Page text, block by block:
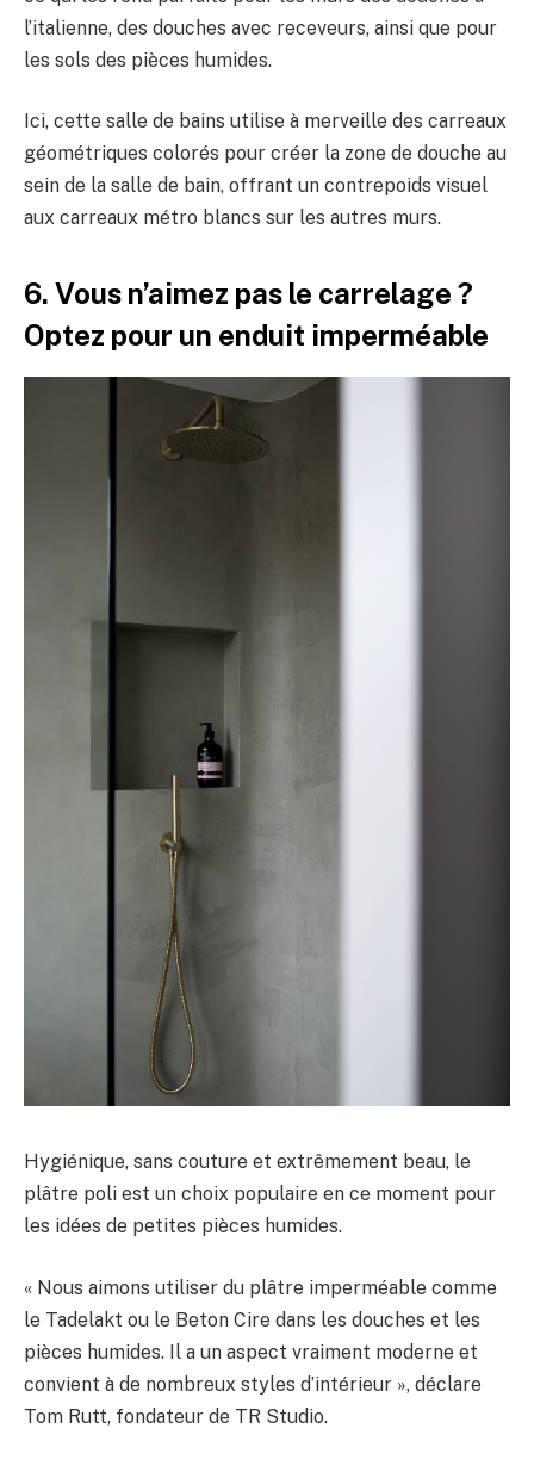
l’italienne, des douches avec receveurs, ainsi que pour
les sols des pièces humides.
Ici, cette salle de bains utilise à merveille des carreaux
géométriques colorés pour créer la zone de douche au
sein de la salle de bain, offrant un contrepoids visuel
aux carreaux métro blancs sur les autres murs.
6. Vous n’aimez pas le carrelage ?
Optez pour un enduit imperméable
Hygiénique, sans couture et extrêmement beau, le
plâtre poli est un choix populaire en ce moment pour
les idées de petites pièces humides.
« Nous aimons utiliser du plâtre imperméable comme
le Tadelakt ou le Beton Cire dans les douches et les
pièces humides. Il a un aspect vraiment moderne et
convient à de nombreux styles d’intérieur », déclare
Tom Rutt, fondateur de TR Studio.